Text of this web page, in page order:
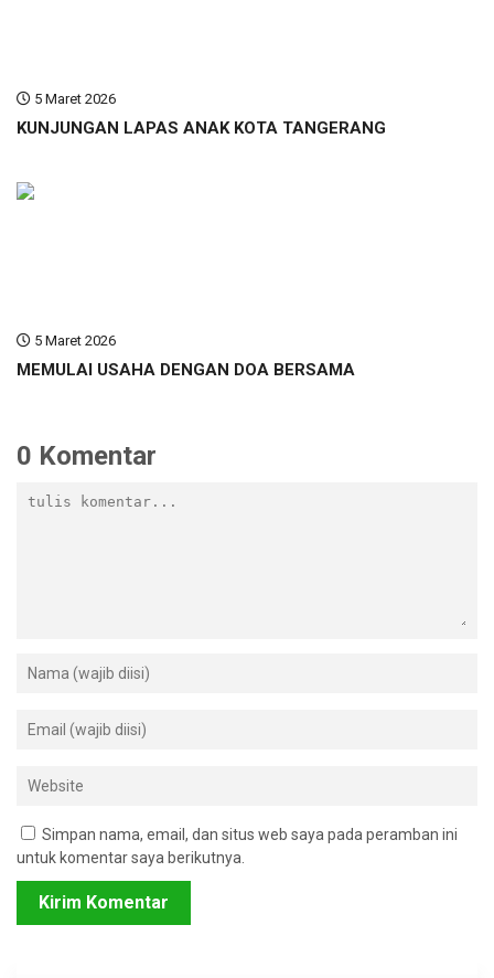
5 Maret 2026
KUNJUNGAN LAPAS ANAK KOTA TANGERANG
5 Maret 2026
MEMULAI USAHA DENGAN DOA BERSAMA
0 Komentar
Simpan nama, email, dan situs web saya pada peramban ini
untuk komentar saya berikutnya.